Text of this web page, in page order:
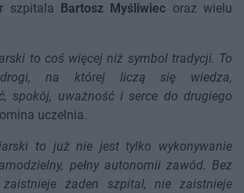
szpitala Bartosz Myśliwiec oraz wielu
to coś więcej niż symbol tradycji. To
na której liczą się wiedza,
spokój, uważność i serce do drugiego
uczelnia.
to już nie jest tylko wykonywanie
pełny autonomii zawód. Bez
żaden szpital, nie zaistnieje